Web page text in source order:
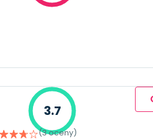
3.7
(3 oceny)